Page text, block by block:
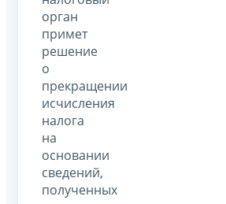
орган
примет
решение
о
прекращении
исчисления
налога
на
основании
сведений,
полученных